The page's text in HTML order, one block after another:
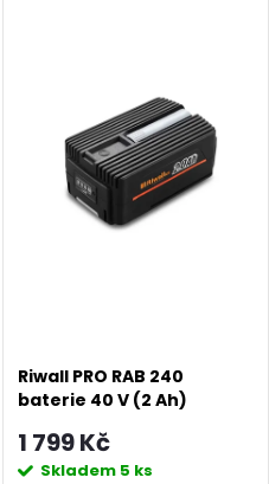
Riwall PRO RAB 240
baterie 40 V (2 Ah)
1 799 Kč
Skladem 5 ks